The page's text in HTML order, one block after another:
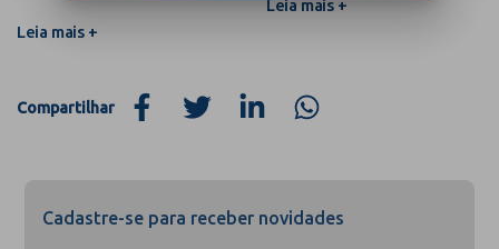
Leia mais +
Leia mais +
Compartilhar
Cadastre-se para receber novidades